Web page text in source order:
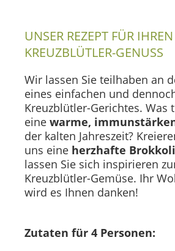
UNSER REZEPT FÜR IHREN
KREUZBLÜTLER-GENUSS
Wir lassen Sie teilhaben an
eines einfachen und
Kreuzblütler-Gerichtes. Was
eine warme,
der kalten Jahreszeit?
uns eine herzhafte
lassen Sie sich inspirieren
Kreuzblütler-Gemüse. Ihr
wird es Ihnen danken!
Zutaten für 4 Personen: